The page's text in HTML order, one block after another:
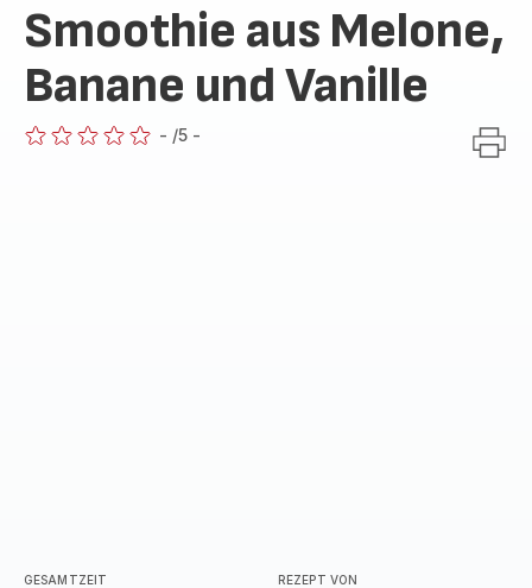
Smoothie aus Melone,
Banane und Vanille
- /5 -
GESAMTZEIT REZEPT VON